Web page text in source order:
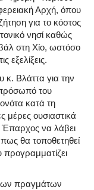
Αρχή, όπου
για το κόστος
νησί καθώς
στη Χίο, ωστόσο
εξελίξεις.
κ. Βλάττα για την
του
κατά τη
μέρες ουσιαστικά
Έπαρχος να λάβει
πως θα τοποθετηθεί
πραγμάτων